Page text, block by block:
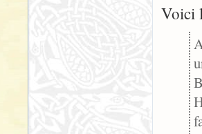
Voici